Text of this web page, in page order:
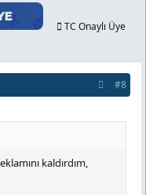
TC Onaylı Üye
#8
kaldırdım,